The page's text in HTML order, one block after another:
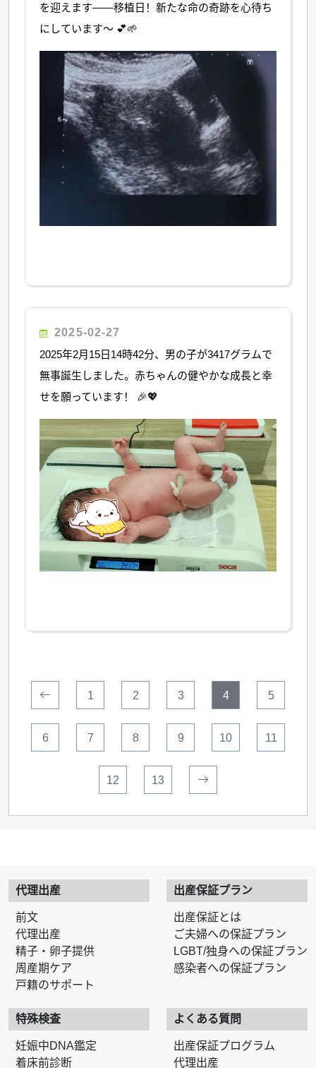
を迎えます——移植日！新たな命の奇跡を心待ち
にしています～ 💕🌱
2025-02-27
2025年2月15日14時42分、男の子が3417グラムで
無事誕生しました。赤ちゃんの健やかな成長と幸
せを願っています！ 🎉💖
1 2 3 4 5
6 7 8 9 10 11
12 13
代理出産
前文
代理出産
精子・卵子提供
周産期ケア
戸籍のサポート
出産保証プラン
出産保証とは
ご夫婦への保証プラン
LGBT/独身への保証プラン
感染者への保証プラン
特殊検査
妊娠中DNA鑑定
着床前診断
よくある質問
出産保証プログラム
代理出産